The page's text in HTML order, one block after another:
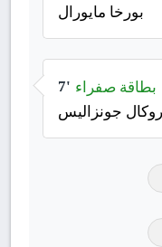
بورخا مايورال
7' بطاقة صفراء
جونزاليس